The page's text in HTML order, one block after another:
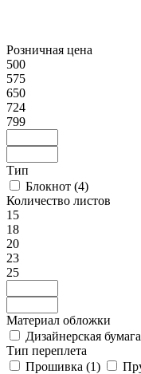
Розничная цена
500
575
650
724
799
Тип
Блокнот (4)
Количество листов
15
18
20
23
25
Материал обложки
Дизайнерская бумага
Тип переплета
Прошивка (1)